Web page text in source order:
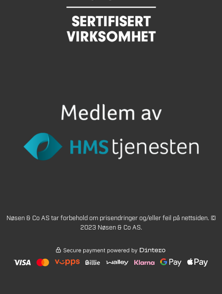
Nøsen & Co AS tar forbehold om prisendringer og/eller feil på nettsiden. ©
2023 Nøsen & Co AS.